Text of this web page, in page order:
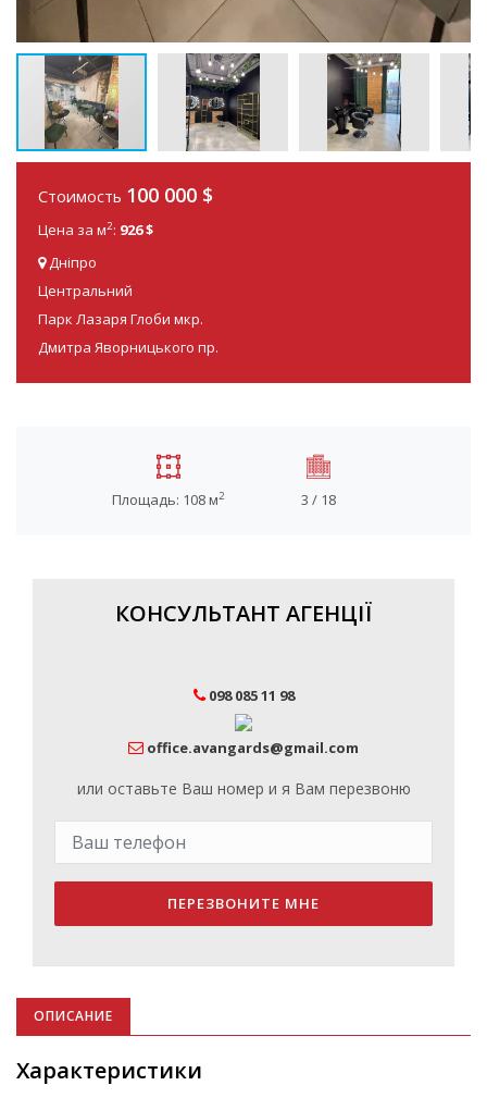
Стоимость 100 000 $
Цена за м2: 926 $
Дніпро
Центральний
Парк Лазаря Глоби мкр.
Дмитра Яворницького пр.
Площадь: 108 м2 3 / 18
КОНСУЛЬТАНТ АГЕНЦІЇ
098 085 11 98
office.avangards@gmail.com
или оставьте Ваш номер и я Вам перезвоню
ПЕРЕЗВОНИТЕ МНЕ
ОПИСАНИЕ
Характеристики